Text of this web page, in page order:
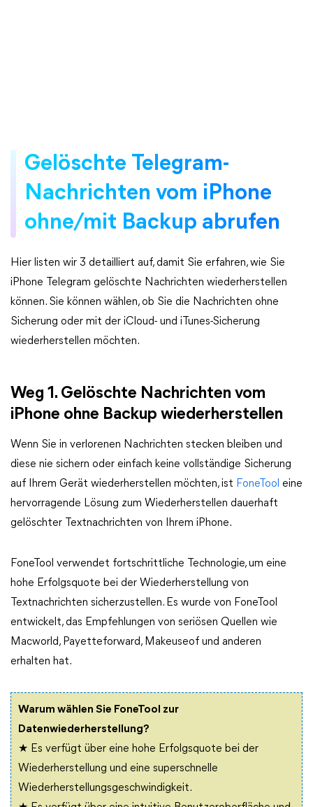
Gelöschte Telegram-
Nachrichten vom iPhone
ohne/mit Backup abrufen
Hier listen wir 3 detailliert auf, damit Sie erfahren, wie Sie
iPhone Telegram gelöschte Nachrichten wiederherstellen
können. Sie können wählen, ob Sie die Nachrichten ohne
Sicherung oder mit der iCloud- und iTunes-Sicherung
wiederherstellen möchten.
Weg 1. Gelöschte Nachrichten vom
iPhone ohne Backup wiederherstellen
Wenn Sie in verlorenen Nachrichten stecken bleiben und
diese nie sichern oder einfach keine vollständige Sicherung
auf Ihrem Gerät wiederherstellen möchten, ist FoneTool eine
hervorragende Lösung zum Wiederherstellen dauerhaft
gelöschter Textnachrichten von Ihrem iPhone.
FoneTool verwendet fortschrittliche Technologie, um eine
hohe Erfolgsquote bei der Wiederherstellung von
Textnachrichten sicherzustellen. Es wurde von FoneTool
entwickelt, das Empfehlungen von seriösen Quellen wie
Macworld, Payetteforward, Makeuseof und anderen
erhalten hat.
Warum wählen Sie FoneTool zur
Datenwiederherstellung?
★ Es verfügt über eine hohe Erfolgsquote bei der
Wiederherstellung und eine superschnelle
Wiederherstellungsgeschwindigkeit.